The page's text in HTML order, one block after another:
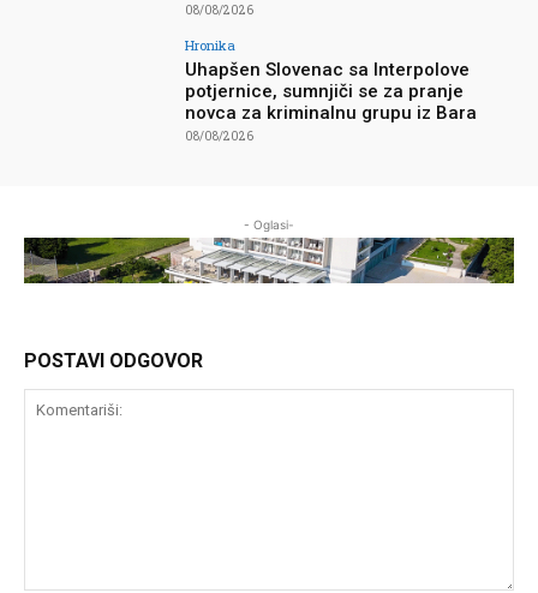
08/08/2026
Hronika
Uhapšen Slovenac sa Interpolove
potjernice, sumnjiči se za pranje
novca za kriminalnu grupu iz Bara
08/08/2026
- Oglasi-
POSTAVI ODGOVOR